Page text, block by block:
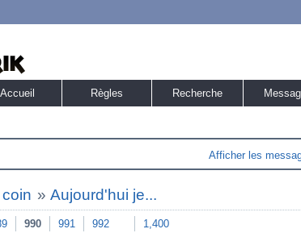
Accueil Règles Recherche
Afficher les
»Aujourd'hui je...
990 991 992 1,400